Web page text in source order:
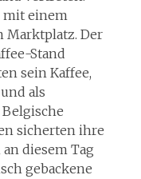
mit einem
Marktplatz. Der
Stand
sein Kaffee,
als
sicherten ihre
diesem Tag
gebackene